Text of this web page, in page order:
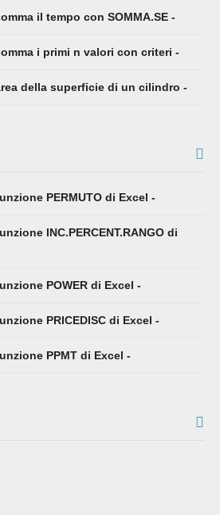
il tempo con SOMMA.SE -
i primi n valori con criteri -
della superficie di un cilindro -
PERMUTO di Excel -
INC.PERCENT.RANGO di
POWER di Excel -
PRICEDISC di Excel -
PPMT di Excel -